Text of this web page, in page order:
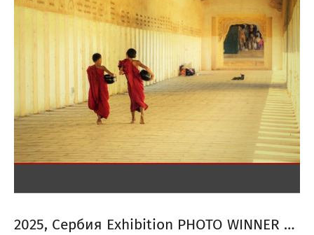
2025, Сербия Exhibition PHOTO WINNER 2025